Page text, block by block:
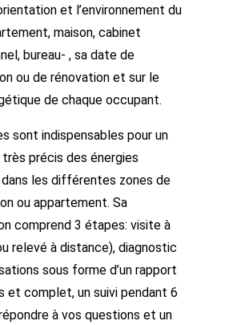
et l’environnement du
maison, cabinet
bureau- , sa date de
ou de rénovation et sur le
de chaque occupant.
sont indispensables pour un
précis des énergies
les différentes zones de
ou appartement. Sa
comprend 3 étapes: visite à
relevé à distance), diagnostic
sous forme d’un rapport
et complet, un suivi pendant 6
à vos questions et un